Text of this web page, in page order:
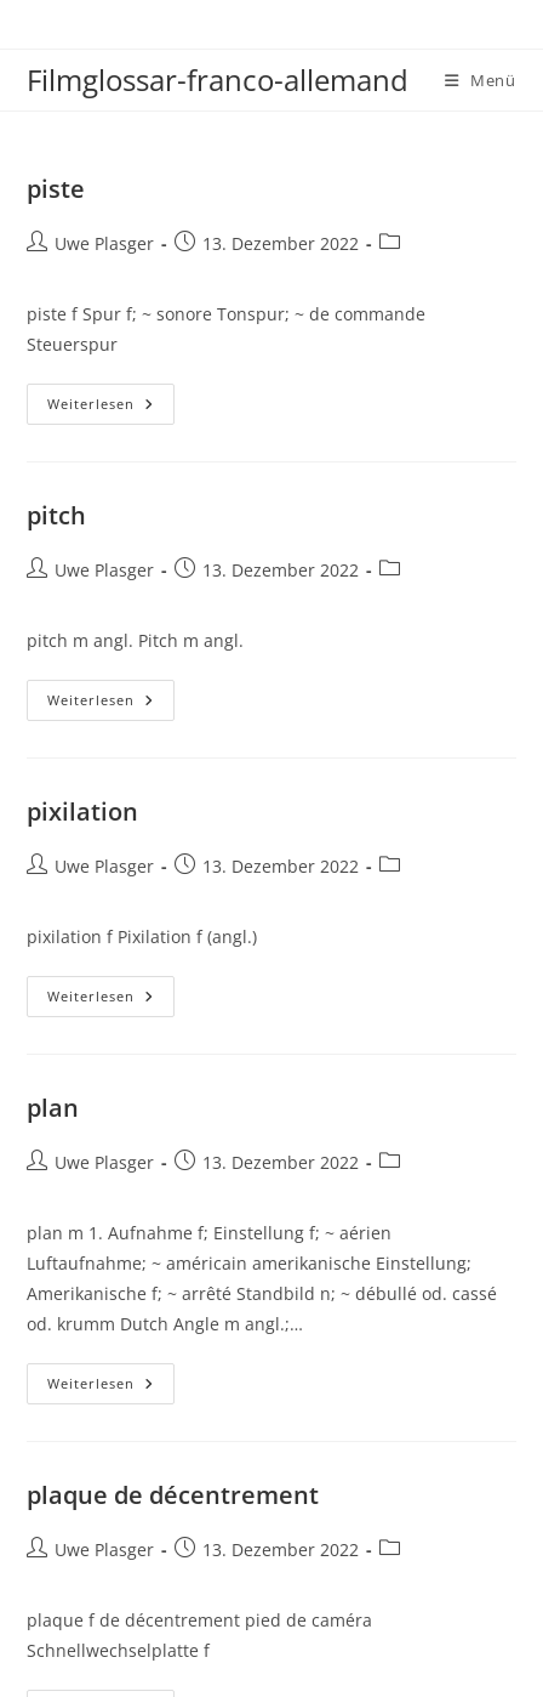
springen
Filmglossar-franco-allemand Menü
piste
Beitrags-
Uwe Plasger
Beitrag13. Dezember 2022
Beitrags-
piste f Spur f; ~ sonore Tonspur; ~ de commande
Steuerspur
Weiterlesen Piste
pitch
Beitrags-
Uwe Plasger
Beitrag13. Dezember 2022
Beitrags-
pitch m angl. Pitch m angl.
Weiterlesen Pitch
pixilation
Beitrags-
Uwe Plasger
Beitrag13. Dezember 2022
Beitrags-
pixilation f Pixilation f (angl.)
Weiterlesen Pixilation
plan
Beitrags-
Uwe Plasger
Beitrag13. Dezember 2022
Beitrags-
plan m 1. Aufnahme f; Einstellung f; ~ aérien
Luftaufnahme; ~ américain amerikanische Einstellung;
Amerikanische f; ~ arrêté Standbild n; ~ débullé od. cassé
od. krumm Dutch Angle m angl.;…
Weiterlesen Plan
plaque de décentrement
Beitrags-
Uwe Plasger
Beitrag13. Dezember 2022
Beitrags-
plaque f de décentrement pied de caméra
Schnellwechselplatte f